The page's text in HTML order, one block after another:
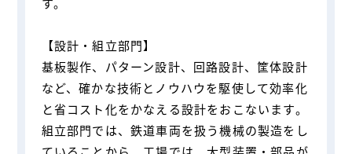
す。
【設計・組立部⾨】
基板製作、パターン設計、回路設計、筐体設計
など、確かな技術とノウハウを駆使して効率化
と省コスト化をかなえる設計をおこないます。
組立部門では、鉄道車両を扱う機械の製造をし